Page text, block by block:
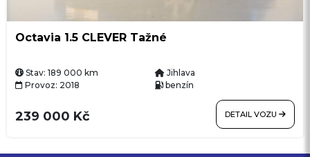
Octavia 1.5 CLEVER Tažné
Stav: 189 000 km
Jihlava
Provoz: 2018
benzín
239 000 Kč DETAIL VOZU